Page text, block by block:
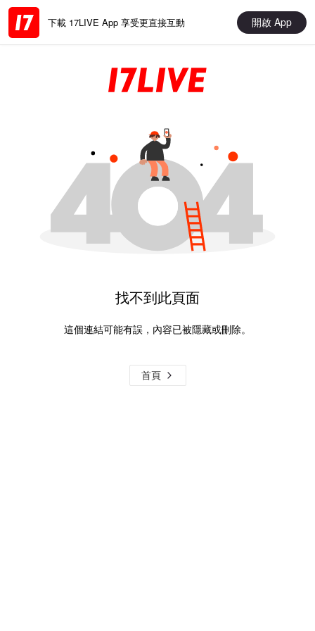
下載 17LIVE App 享受更直接互動 開啟 App
找不到此頁面
這個連結可能有誤，內容已被隱藏或刪除。
首頁